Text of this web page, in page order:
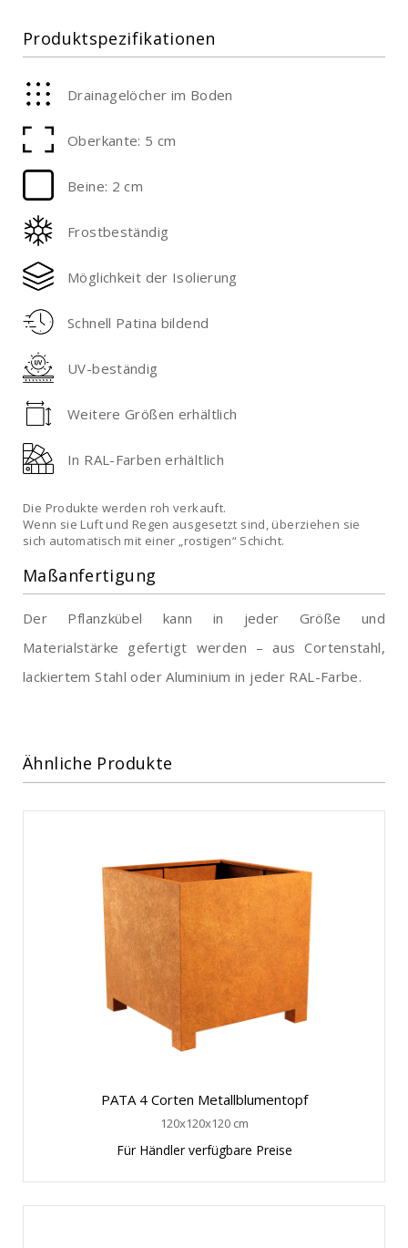
Produktspezifikationen
Drainagelöcher im Boden
Oberkante: 5 cm
Beine: 2 cm
Frostbeständig
Möglichkeit der Isolierung
Schnell Patina bildend
UV-beständig
Weitere Größen erhältlich
In RAL-Farben erhältlich
Die Produkte werden roh verkauft.
Wenn sie Luft und Regen ausgesetzt sind, überziehen sie
sich automatisch mit einer „rostigen“ Schicht.
Maßanfertigung
Der Pflanzkübel kann in jeder Größe und
Materialstärke gefertigt werden – aus Cortenstahl,
lackiertem Stahl oder Aluminium in jeder RAL-Farbe.
Ähnliche Produkte
PATA 4 Corten Metallblumentopf
120x120x120 cm
Für Händler verfügbare Preise